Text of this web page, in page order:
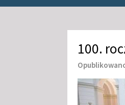
100.